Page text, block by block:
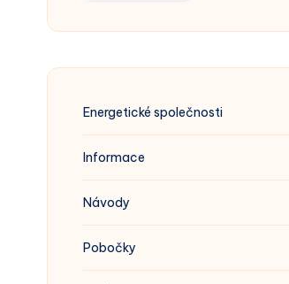
dva
Energetické společnosti
Informace
Návody
Pobočky